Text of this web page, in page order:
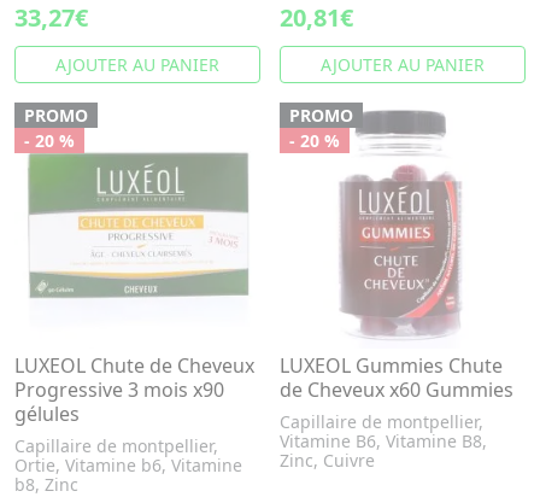
33,27€
AJOUTER AU PANIER
20,81€
AJOUTER AU PANIER
PROMO
- 20 %
LUXEOL Chute de Cheveux
Progressive 3 mois x90
gélules
Capillaire de montpellier,
Ortie, Vitamine b6, Vitamine
b8, Zinc
PROMO
- 20 %
LUXEOL Gummies Chute
de Cheveux x60 Gummies
Capillaire de montpellier,
Vitamine B6, Vitamine B8,
Zinc, Cuivre